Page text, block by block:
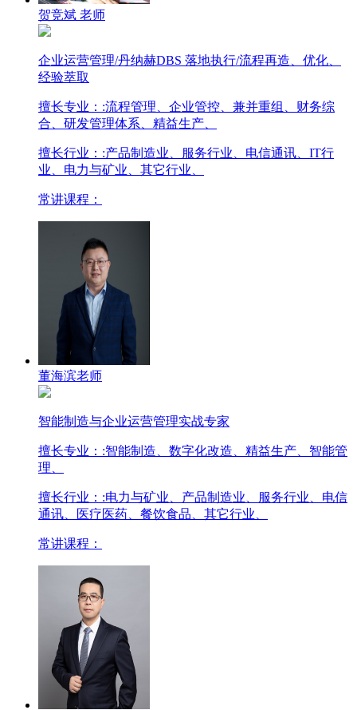
贺竞斌 老师
企业运营管理/丹纳赫DBS 落地执行/流程再造、优化、
经验萃取
擅长专业： :流程管理、企业管控、兼并重组、财务综
合、研发管理体系、精益生产、
擅长行业： :产品制造业、服务行业、电信通讯、IT行
业、电力与矿业、其它行业、
常讲课程：
董海滨老师
智能制造与企业运营管理实战专家
擅长专业： :智能制造、数字化改造、精益生产、智能管
理、
擅长行业： :电力与矿业、产品制造业、服务行业、电信
通讯、医疗医药、餐饮食品、其它行业、
常讲课程：